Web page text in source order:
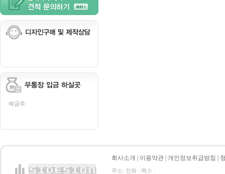
예금주:
회사소개 이용약관 개인정보취급방침
주소: 전화 : 팩스 :